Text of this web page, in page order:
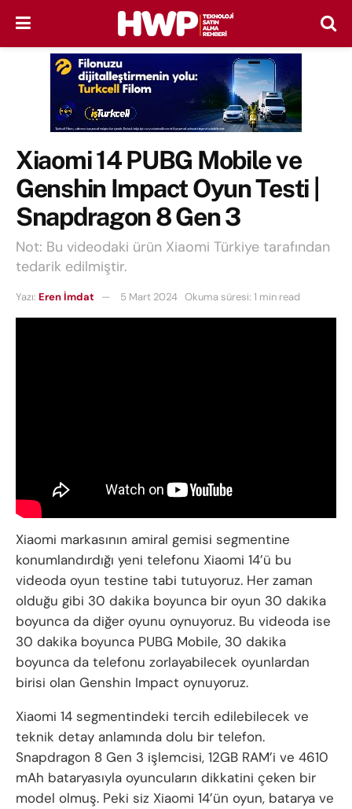
Xiaomi 14 PUBG Mobile ve
Genshin Impact Oyun Testi |
Snapdragon 8 Gen 3
Not: Bu videodaki ürün Xiaomi Türkiye tarafından
tedarik edilmiştir.
Yazı: Eren İmdat 5 Mart 2024 Okuma süresi: 1 min read
Xiaomi markasının amiral gemisi segmentine
konumlandırdığı yeni telefonu Xiaomi 14’ü bu
videoda oyun testine tabi tutuyoruz. Her zaman
olduğu gibi 30 dakika boyunca bir oyun 30 dakika
boyunca da diğer oyunu oynuyoruz. Bu videoda ise
30 dakika boyunca PUBG Mobile, 30 dakika
boyunca da telefonu zorlayabilecek oyunlardan
birisi olan Genshin Impact oynuyoruz.
Xiaomi 14 segmentindeki tercih edilebilecek ve
teknik detay anlamında dolu bir telefon.
Snapdragon 8 Gen 3 işlemcisi, 12GB RAM’i ve 4610
mAh bataryasıyla oyuncuların dikkatini çeken bir
model olmuş. Peki siz Xiaomi 14’ün oyun, batarya ve